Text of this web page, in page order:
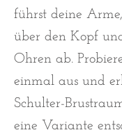
führst deine
über den Kopf
Ohren ab.
einmal aus und
Schulter-
eine Variante